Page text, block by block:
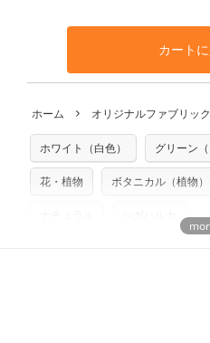
※カットを希望の方は備考欄に
ご記載ください（50cm単位で
プリント布の仕様についても
生地見本サンプル（無料）
となります。
※万が一、検品時に不備が見つ
※土日祝は営業日に含まれませ
※配送日のご指定は承れません
や用尺をお間違えのないよう
と違う、などの理由での返品
利用いただけます。「
も不要です。（製品化した際
いませんのでご了承ください）
※有料型紙（ホームソーイング
らべるキットに付属された型
注意ください。型紙自体の転
商用利用についての詳細はこ
カート
ホーム オリジナルファブリック
ホワイト（白色） グリーン
花・植物 ボタニカル（植物）